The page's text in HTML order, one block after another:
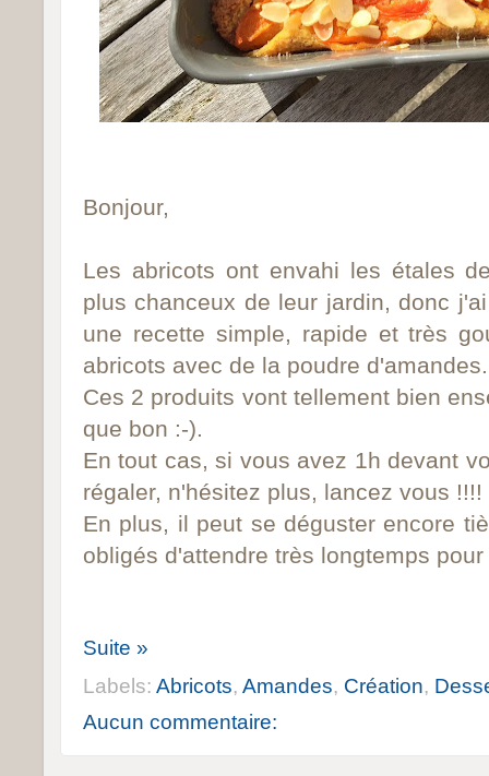
Bonjour,
Les abricots ont envahi les étales
plus chanceux de leur jardin, donc
une recette simple, rapide et très
abricots avec de la poudre
Ces 2 produits vont tellement bien
que bon :-).
En tout cas, si vous avez 1h devant
régaler, n'hésitez plus, lancez vous !!!!
En plus, il peut se déguster encore
obligés d'attendre très longtemps
Suite »
Labels: Abricots, Amandes, Création,
Aucun commentaire: